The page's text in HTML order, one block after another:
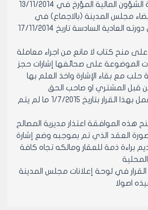
المالية المؤرخ في 13/11/2014
مجلس المدينة (بالاجماع) في
على منح كتاب لا مانع من اجراء معاملة
الموضوعة على صحائفها إشارات حجز
مع بقاء الإشارة واخذ العلم بها
قبل المشتري او صاحب الحق
المادة2- ينتهي العمل بهذا القرار بتاريخ 1/7/2015 ما لم يتم
لمنح هذه الموافقة اعتذار مديرية المصالح
صورة العقد الذي تم بموجبه وضع إشارة
براءة ذمة للعقار ومالكه تجاه كافة
هذا القرار في لوحة إعلانات مجلس المدينة
اصولا